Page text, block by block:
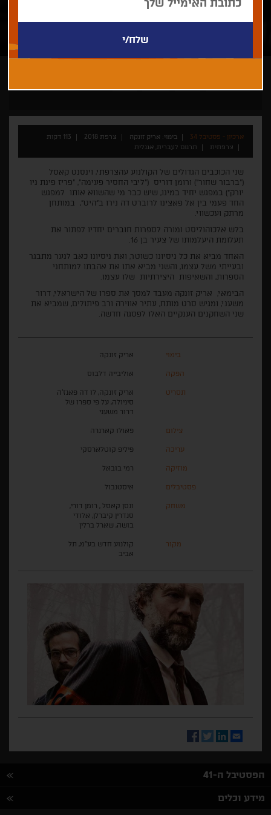
ארכיון - פסטיבל 34 בימוי: אריק זונקה צרפת 2018
113 דקות
צרפתית
תרגום לעברית, אנגלית
שני הכוכבים הגדולים של הקולנוע עהצרפתי, וינסנט קאסל
("ברבור שחור") ורומן דוריס ("ליבי החסיר פעימה", "פריז פינת ניו
יורק") במפגש יחיד במינו, שיש כבר מי שהשווא אותו למפגש
החד פעמי בין אל פאצינו לרוברט דה נירו ב"היט", במותחן
מרתק ועכשווי.
בלש אלכוהוליסט ומורה לספרות חוברים יחדיו לפתור את
תעלומת היעלמותו של צעיר בן 16.
האחד מביא את כל ניסיונו כשוטר, ואת ניסיונו כאב לנער מתבגר
ובעייתי משל עצמו, והשני מביא אתו את אהבתו למותחני
הספרות, והשאיפות היצירתיות שלו עצמו.
הבימאי, אריק זונקה מעבד למסך את ספרו של הישראלי, דרור
משעני, ומגיש סרט מותח, עתיר אווירה ורב פיתולים, שמביא את
שני השחקנים הענקיים האלו לפסגה חדשה.
בימוי אריק זונקה
הפקה אוליבייה דלבוס
תסריט
אריק זונקה, לו דה פאנז'ה
סיניולה, על פי ספרו של
דרור משעני
צילום פאולו קארנרה
עריכה פיליפ קוטלארסקי
מוזיקה רמי בובאל
פסטיבלים איסטנבול
משחק
ונסן קאסל , רומן דורי,
סנדרין קיברלן, אלודי
בושה, שארל ברלין
מקור
קולנוע חדש בע"מ, תל
אביב
Email
LinkedIn
Twitter
Facebook
הפסטיבל ה-41
מידע וכלים